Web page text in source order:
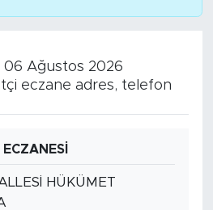
06 Ağustos 2026
eczane adres, telefon
HÜKÜMET